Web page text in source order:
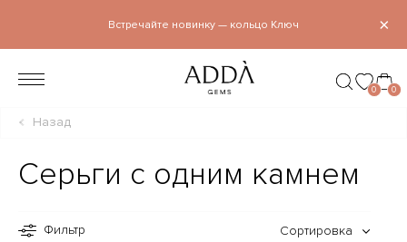
×
Встречайте новинку — кольцо Ключ
0 0
Назад
Серьги с одним камнем
Сортировка
Фильтр